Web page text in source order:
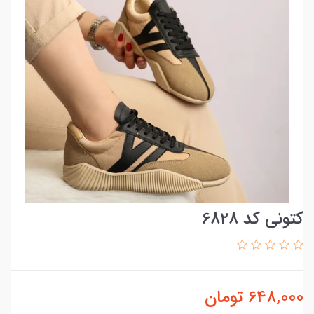
کتونی کد 6828
648,000 تومان